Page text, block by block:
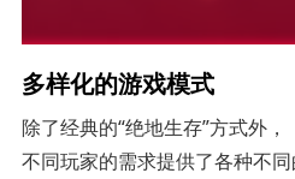
多样化的游戏模式
除了经典的“绝地生存”方式外
不同玩家的需求提供了各种不